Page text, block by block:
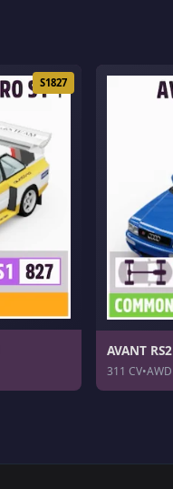
S1827
AVANT RS2
311 CV•AWD